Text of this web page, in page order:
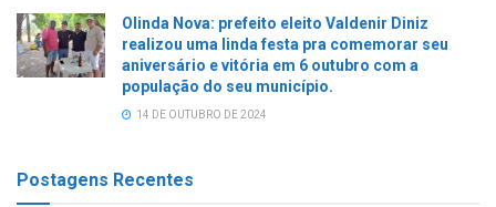
Olinda Nova: prefeito eleito Valdenir Diniz
realizou uma linda festa pra comemorar seu
aniversário e vitória em 6 outubro com a
população do seu município.
14 DE OUTUBRO DE 2024
Postagens Recentes